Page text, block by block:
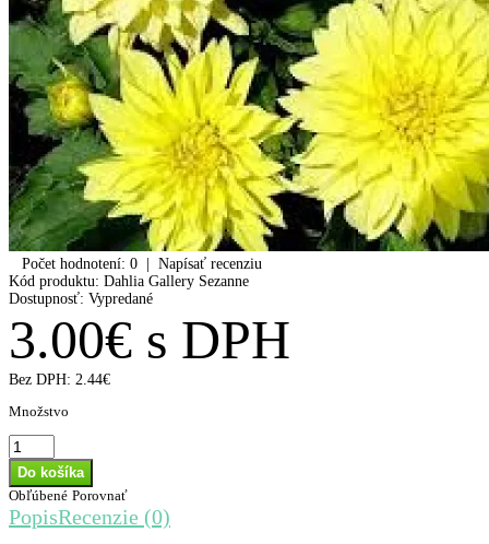
Počet hodnotení: 0
Napísať recenziu
Kód produktu: Dahlia Gallery Sezanne
Dostupnosť: Vypredané
3.00€ s DPH
Bez DPH: 2.44€
Množstvo
Obľúbené Porovnať
PopisRecenzie (0)